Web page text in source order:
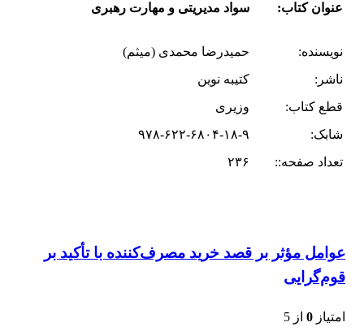
عنوان کتاب: سواد مدیریتی و مهارت رهبری
نویسنده:
حمیدرضا محمدی (میثم)
ناشر:
کتیبه نوین
قطع کتاب:
وزیری
شابک:
۹۷۸-۶۲۲-۶۸۰۴-۱۸-۹
تعداد صفحه::
۲۳۶
عوامل مؤثر بر قصد خرید مصرف‌کننده با تأکید بر
قوم‌گرایی
امتیاز 0 از 5